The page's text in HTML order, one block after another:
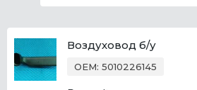
Воздуховод б/у
OEM: 5010226145